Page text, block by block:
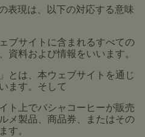
表現は、以下の対応する意味
ブサイトに含まれるすべての
資料および情報をいいます。
とは、本ウェブサイトを通じ
ます。そして
ト上でバシャコーヒーが販売
メ製品、商品券、またはその
す。